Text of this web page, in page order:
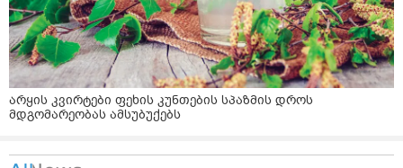
არყის კვირტები ფეხის კუნთების სპაზმის დროს
მდგომარეობას ამსუბუქებს